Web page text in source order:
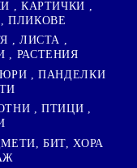
, КАРТИЧКИ ,
ПЛИКОВЕ
, ЛИСТА ,
, РАСТЕНИЯ
, ПАНДЕЛКИ
, ПТИЦИ ,
БИТ, ХОРА